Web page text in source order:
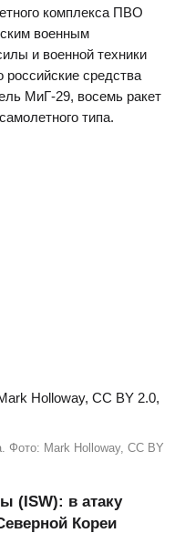
комплекса ПВО
военным
и военной техники
российские средства
МиГ-29, восемь ракет
типа.
Фото: Mark Holloway, CC BY
(ISW): в атаку
Кореи